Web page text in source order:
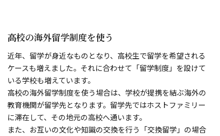
高校の海外留学制度を使う
近年、留学が身近なものとなり、高校生で留学を希望される
ケースも増えました。それに合わせて「留学制度」を設けて
いる学校も増えています。
高校の海外留学制度を使う場合は、学校が提携を結ぶ海外の
教育機関が留学先となります。留学先ではホストファミリー
に滞在して、その地元の高校へ通います。
また、お互いの文化や知識の交換を行う「交換留学」の場合